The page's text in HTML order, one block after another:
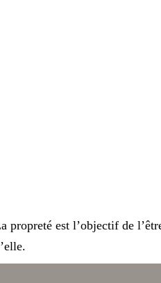
propreté est l’objectif de